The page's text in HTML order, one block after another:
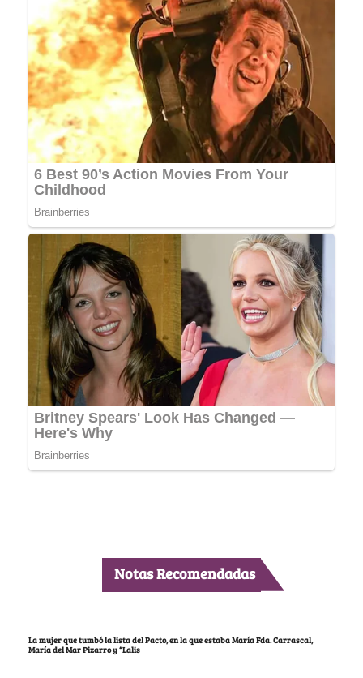
Notas Recomendadas
La mujer que tumbó la lista del Pacto, en la que estaba María Fda. Carrascal,
María del Mar Pizarro y “Lalis